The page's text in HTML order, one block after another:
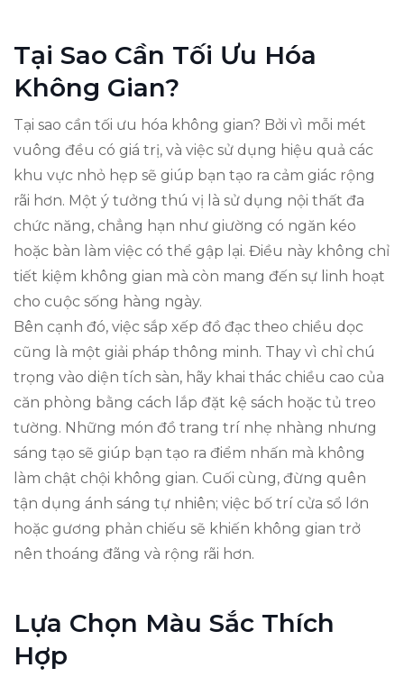
Tại Sao Cần Tối Ưu Hóa
Không Gian?
Tại sao cần tối ưu hóa không gian? Bởi vì mỗi mét
vuông đều có giá trị, và việc sử dụng hiệu quả các
khu vực nhỏ hẹp sẽ giúp bạn tạo ra cảm giác rộng
rãi hơn. Một ý tưởng thú vị là sử dụng nội thất đa
chức năng, chẳng hạn như giường có ngăn kéo
hoặc bàn làm việc có thể gập lại. Điều này không chỉ
tiết kiệm không gian mà còn mang đến sự linh hoạt
cho cuộc sống hàng ngày.
Bên cạnh đó, việc sắp xếp đồ đạc theo chiều dọc
cũng là một giải pháp thông minh. Thay vì chỉ chú
trọng vào diện tích sàn, hãy khai thác chiều cao của
căn phòng bằng cách lắp đặt kệ sách hoặc tủ treo
tường. Những món đồ trang trí nhẹ nhàng nhưng
sáng tạo sẽ giúp bạn tạo ra điểm nhấn mà không
làm chật chội không gian. Cuối cùng, đừng quên
tận dụng ánh sáng tự nhiên; việc bố trí cửa sổ lớn
hoặc gương phản chiếu sẽ khiến không gian trở
nên thoáng đãng và rộng rãi hơn.
Lựa Chọn Màu Sắc Thích
Hợp